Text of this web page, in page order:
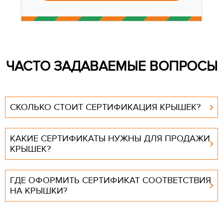
ЧАСТО ЗАДАВАЕМЫЕ ВОПРОСЫ
СКОЛЬКО СТОИТ СЕРТИФИКАЦИЯ КРЫШЕК?
КАКИЕ СЕРТИФИКАТЫ НУЖНЫ ДЛЯ ПРОДАЖИ
КРЫШЕК?
ГДЕ ОФОРМИТЬ СЕРТИФИКАТ СООТВЕТСТВИЯ
НА КРЫШКИ?